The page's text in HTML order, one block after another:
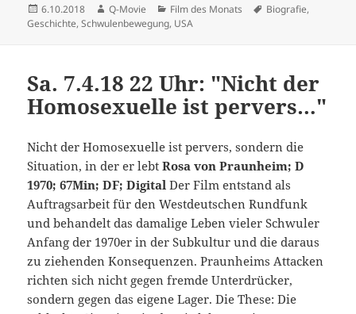
Veröffentlicht
am
6.10.2018 Autor
Q-Movie Kategorien
Film des Monats Schlagwörter
Biografie,
Geschichte,Schwulenbewegung, USA
Sa. 7.4.18 22 Uhr: "Nicht der
Homosexuelle ist pervers…"
Nicht der Homosexuelle ist pervers, sondern die
Situation, in der er lebtRosa von Praunheim; D
1970; 67Min; DF; Digital Der Film entstand als
Auftragsarbeit für den West­deutschen Rundfunk
und behandelt das damalige Leben vieler Schwuler
Anfang der 1970er in der Subkultur und die daraus
zu ziehenden Konsequenzen. Praunheims Attacken
richten sich nicht gegen fremde Unterdrücker,
sondern gegen das eigene Lager. Die These: Die